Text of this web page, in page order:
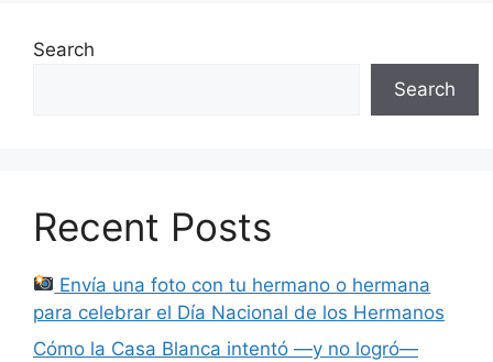
Search
Search
Recent Posts
Envía una foto con tu hermano o hermana
para celebrar el Día Nacional de los Hermanos
Cómo la Casa Blanca intentó —y no logró—